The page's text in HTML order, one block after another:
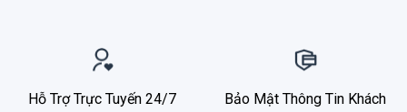
Hỗ Trợ Trực Tuyến 24/7
Bảo Mật Thông Tin Khách